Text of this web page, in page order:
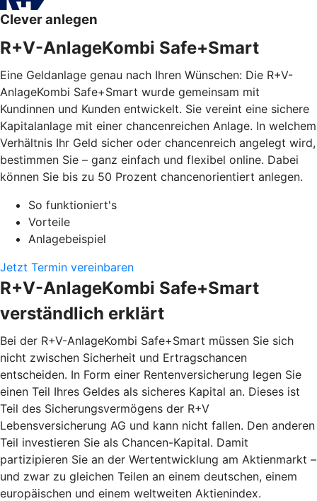
Clever anlegen
R+V-AnlageKombi Safe+Smart
Eine Geldanlage genau nach Ihren Wünschen: Die R+V-
AnlageKombi Safe+Smart wurde gemeinsam mit
Kundinnen und Kunden entwickelt. Sie vereint eine sichere
Kapitalanlage mit einer chancenreichen Anlage. In welchem
Verhältnis Ihr Geld sicher oder chancenreich angelegt wird,
bestimmen Sie – ganz einfach und flexibel online. Dabei
können Sie bis zu 50 Prozent chancenorientiert anlegen.
So funktioniert's
Vorteile
Anlagebeispiel
Jetzt Termin vereinbaren
R+V-AnlageKombi Safe+Smart
verständlich erklärt
Bei der R+V-AnlageKombi Safe+Smart müssen Sie sich
nicht zwischen Sicherheit und Ertragschancen
entscheiden. In Form einer Rentenversicherung legen Sie
einen Teil Ihres Geldes als sicheres Kapital an. Dieses ist
Teil des Sicherungsvermögens der R+V
Lebensversicherung AG und kann nicht fallen. Den anderen
Teil investieren Sie als Chancen-Kapital. Damit
partizipieren Sie an der Wertentwicklung am Aktienmarkt –
und zwar zu gleichen Teilen an einem deutschen, einem
europäischen und einem weltweiten Aktienindex.